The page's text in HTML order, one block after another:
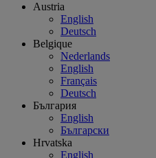
Austria
English
Deutsch
Belgique
Nederlands
English
Français
Deutsch
България
English
Български
Hrvatska
English